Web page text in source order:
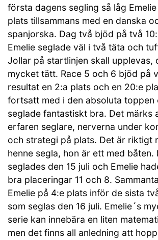
första dagens segling så låg
plats tillsammans med en danska
spanjorska. Dag två bjöd på två
Emelie seglade väl i två täta och
Jollar på startlinjen skall upplevas,
mycket tätt. Race 5 och 6 bjöd på
resultat en 2:a plats och en 20:e
fortsatt med i den absoluta toppen
seglade fantastiskt bra. Det märks
erfaren seglare, nerverna under
och strategi på plats. Det är riktigt
henne segla, hon är ett med båten.
seglades den 15 juli och Emelie
bra placeringar 11 och 8.
Emelie på 4:e plats inför de sista
som seglas den 16 juli. Emelie´s
serie kan innebära en liten
men det finns all anledning att